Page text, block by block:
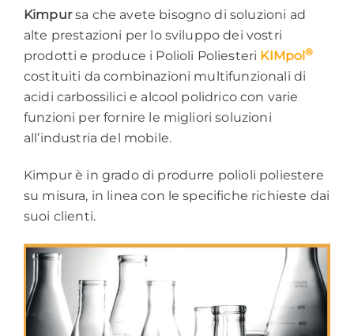
Kimpursa che avete bisogno di soluzioni ad
alte prestazioni per lo sviluppo dei vostri
prodotti e produce i Polioli Poliesteri KIMpol®
costituiti da combinazioni multifunzionali di
acidi carbossilici e alcool polidrico con varie
funzioni per fornire le migliori soluzioni
all’industria del mobile.
Kimpur è in grado di produrre polioli poliestere
su misura, in linea con le specifiche richieste dai
suoi clienti.